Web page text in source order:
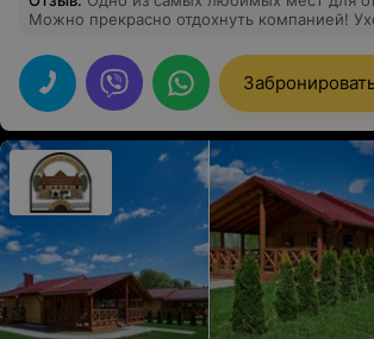
Можно прекрасно отдохнуть компанией!
размещения делает усадьбу популярным
отдыха. Кухня заслуживает отдельных слов!
вкусно!!! Спасибо огромное хозяевам за
внимание и благоустройство такого
места отдыха!